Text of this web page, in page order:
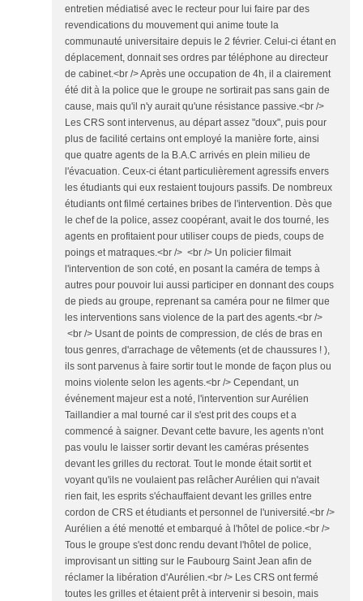
entretien médiatisé avec le recteur pour lui faire par des
revendications du mouvement qui anime toute la
communauté universitaire depuis le 2 février. Celui-ci étant en
déplacement, donnait ses ordres par téléphone au directeur
de cabinet.<br /> Après une occupation de 4h, il a clairement
été dit à la police que le groupe ne sortirait pas sans gain de
cause, mais qu'il n'y aurait qu'une résistance passive.<br />
Les CRS sont intervenus, au départ assez "doux", puis pour
plus de facilité certains ont employé la manière forte, ainsi
que quatre agents de la B.A.C arrivés en plein milieu de
l'évacuation. Ceux-ci étant particulièrement agressifs envers
les étudiants qui eux restaient toujours passifs. De nombreux
étudiants ont filmé certaines bribes de l'intervention. Dès que
le chef de la police, assez coopérant, avait le dos tourné, les
agents en profitaient pour utiliser coups de pieds, coups de
poings et matraques.<br /> <br /> Un policier filmait
l'intervention de son coté, en posant la caméra de temps à
autres pour pouvoir lui aussi participer en donnant des coups
de pieds au groupe, reprenant sa caméra pour ne filmer que
les interventions sans violence de la part des agents.<br />
<br /> Usant de points de compression, de clés de bras en
tous genres, d'arrachage de vêtements (et de chaussures ! ),
ils sont parvenus à faire sortir tout le monde de façon plus ou
moins violente selon les agents.<br /> Cependant, un
événement majeur est a noté, l'intervention sur Aurélien
Taillandier a mal tourné car il s'est prit des coups et a
commencé à saigner. Devant cette bavure, les agents n'ont
pas voulu le laisser sortir devant les caméras présentes
devant les grilles du rectorat. Tout le monde était sortit et
voyant qu'ils ne voulaient pas relâcher Aurélien qui n'avait
rien fait, les esprits s'échauffaient devant les grilles entre
cordon de CRS et étudiants et personnel de l'université.<br />
Aurélien a été menotté et embarqué à l'hôtel de police.<br />
Tous le groupe s'est donc rendu devant l'hôtel de police,
improvisant un sitting sur le Faubourg Saint Jean afin de
réclamer la libération d'Aurélien.<br /> Les CRS ont fermé
toutes les grilles et étaient prêt à intervenir si besoin, mais